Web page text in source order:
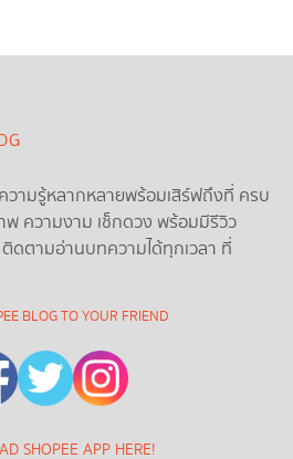
ความรู้หลากหลายพร้อมเสิร์ฟถึงที่ ครบ
พ ความงาม เช็กดวง พร้อมมีรีวิว
ดตามอ่านบทความได้ทุกเวลา ที่
BLOG TO YOUR FRIEND
SHOPEE APP HERE!